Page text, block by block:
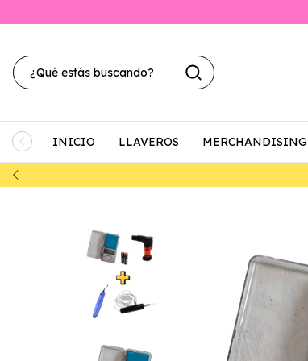
CORREO ARGENTINO DESDE $30.000-.
INICIO LLAVEROS MERCHANDISING